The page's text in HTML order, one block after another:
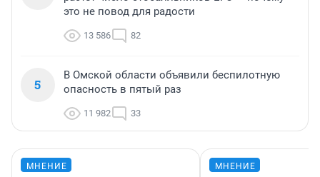
это не повод для радости
13 586 82
5
В Омской области объявили беспилотную
опасность в пятый раз
11 982 33
МНЕНИЕ МНЕНИЕ